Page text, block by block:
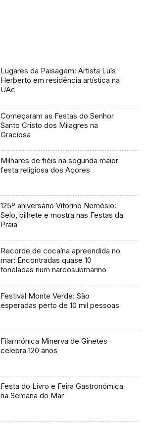
Lugares da Paisagem: Artista Luís
Herberto em residência artística na
UAc
Começaram as Festas do Senhor
Santo Cristo dos Milagres na
Graciosa
Milhares de fiéis na segunda maior
festa religiosa dos Açores
125º aniversário Vitorino Nemésio:
Selo, bilhete e mostra nas Festas da
Praia
Recorde de cocaína apreendida no
mar: Encontradas quase 10
toneladas num narcosubmarino
Festival Monte Verde: São
esperadas perto de 10 mil pessoas
Filarmónica Minerva de Ginetes
celebra 120 anos
Festa do Livro e Feira Gastronómica
na Semana do Mar